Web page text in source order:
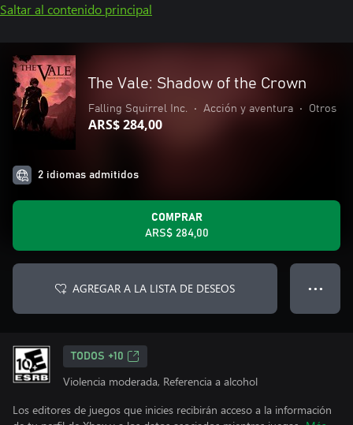
Saltar al contenido principal
The Vale: Shadow of the Crown
Falling Squirrel Inc. • Acción y aventura • Otros
ARS$ 284,00
2 idiomas admitidos
COMPRAR
ARS$ 284,00
AGREGAR A LA LISTA DE DESEOS ● ● ●
TODOS +10
Violencia moderada, Referencia a alcohol
Los editores de juegos que inicies recibirán acceso a la información